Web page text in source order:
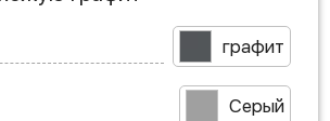
графит
Серый